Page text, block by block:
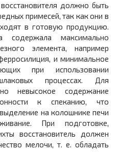
должно быть
примесей, так как они в
в готовую продукцию.
содержала максимально
элемента, например
и минимальное
при использовании
процессах. Для
невысокое содержание
к спеканию, что
на колошнике печи
При подготовке,
восстановитель должен
мелочи, т. е. обладать